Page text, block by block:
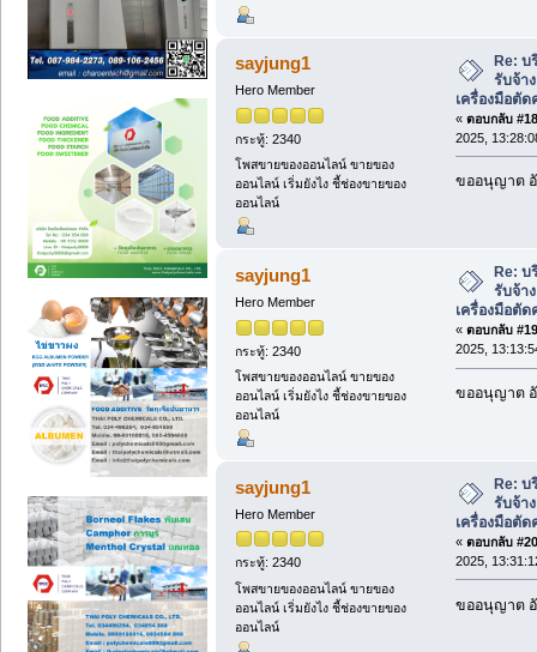
sayjung1
Hero Member
กระทู้: 2340
โพสขายของออนไลน์ ขายของ
ออนไลน์ เริ่มยังไง ชี้ช่องขายของ
ออนไลน์
Re: บ
รับจ้า
เครื่องมือตั
« ตอบกลับ
2025,
ขออนุญาต
sayjung1
Hero Member
กระทู้: 2340
โพสขายของออนไลน์ ขายของ
ออนไลน์ เริ่มยังไง ชี้ช่องขายของ
ออนไลน์
Re:
รับจ้า
เครื่องมือตั
« ตอบกลับ
2025,
ขออนุญาต
sayjung1
Hero Member
กระทู้: 2340
โพสขายของออนไลน์ ขายของ
ออนไลน์ เริ่มยังไง ชี้ช่องขายของ
ออนไลน์
Re:
รับจ้า
เครื่องมือตั
« ตอบกลับ
2025,
ขออนุญาต